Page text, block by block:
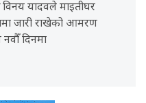
विनय यादवले माइतीघर
जारी राखेको आमरण
दिनमा